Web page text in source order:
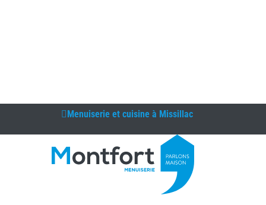
Menuiserie et cuisine à Missillac